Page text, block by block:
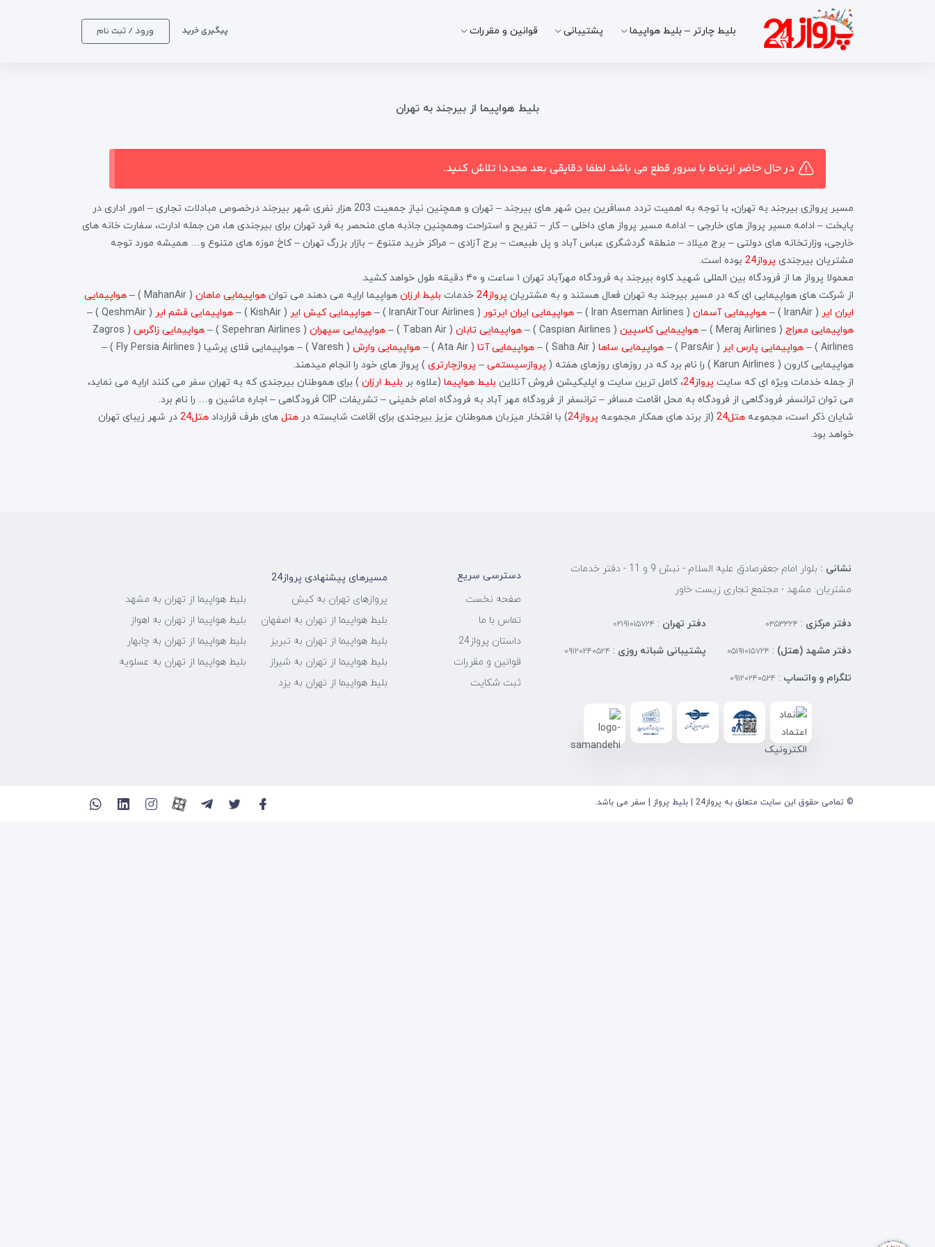
بلیط چارتر – بلیط هواپیما پشتیبانی قوانین و مقررات پیگیری خرید ورود / ثبت نام
بلیط هواپیما از بیرجند به تهران
در حال حاضر ارتباط با سرور قطع می باشد لطفا دقایقی بعد مجددا تلاش کنید.
مسیر پروازی بیرجند به تهران، با توجه به اهمیت تردد مسافرین بین شهر های بیرجند – تهران و همچنین نیاز جمعیت 203 هزار نفری شهر بیرجند درخصوص مبادلات تجاری – امور اداری در
پایخت – ادامه مسیر پرواز های خارجی – ادامه مسیر پرواز های داخلی – کار – تفریح و استراحت وهمچنین جاذبه های منحصر به فرد تهران برای بیرجندی ها، من جمله ادارت، سفارت خانه های
خارجی، وزارتخانه های دولتی – برج میلاد – منطقه گردشگری عباس آباد و پل طبیعت – برج آزادی – مراکز خرید متنوع – بازار بزرگ تهران – کاخ موزه های متنوع و… همیشه مورد توجه
مشتریان بیرجندی پرواز24
بوده است.
معمولا پرواز ها از فرودگاه بین المللی شهید کاوه بیرجند به فرودگاه مهرآباد تهران ۱ ساعت و ۴۰ دقیقه طول خواهد کشید.
از شرکت های هواپیمایی ای که در مسیر بیرجند به تهران فعال هستند و به مشتریان پرواز24 خدمات بلیط ارزان هواپیما ارایه می دهند می توان هواپیمایی ماهان ( MahanAir ) –
هواپیمایی
ایران ایر ( IranAir ) – هواپیمایی آسمان ( Iran Aseman Airlines ) – هواپیمایی ایران ایرتور ( IranAirTour Airlines ) – هواپیمایی کیش ایر ( KishAir ) – هواپیمایی قشم ایر ( QeshmAir ) –
هواپیمایی معراج ( Meraj Airlines ) – هواپیمایی کاسپین ( Caspian Airlines ) – هواپیمایی تابان ( Taban Air ) – هواپیمایی سپهران ( Sepehran Airlines ) – هواپیمایی زاگرس
( Zagros
Airlines ) –
هواپیمایی پارس ایر ( ParsAir ) – هواپیمایی ساها ( Saha Air ) – هواپیمایی آتا ( Ata Air ) – هواپیمایی وارش
( Varesh ) – هواپیمایی فلای پرشیا ( Fly Persia Airlines ) –
هواپیمایی کارون ( Karun Airlines ) را نام برد که در روزهای روزهای هفته (
پروازسیستمی – پروازچارتری ) پرواز های خود را انجام میدهند.
از جمله خدمات ویژه ای که سایت پرواز24 ، کامل ترین سایت و اپلیکیشن فروش آنلاین بلیط هواپیما (علاوه بر بلیط ارزان ) برای هموطنان بیرجندی که به تهران سفر می کنند ارایه می نماید،
می توان ترانسفر فرودگاهی از فرودگاه به محل اقامت مسافر – ترانسفر از فرودگاه مهر آباد به فرودگاه امام خمینی – تشریفات CIP فرودگاهی – اجاره ماشین و… را نام برد.
شایان ذکر است، مجموعه هتل24 (از برند های همکار مجموعه پرواز24 ) با افتخار میزبان هموطنان عزیز بیرجندی برای اقامت شایسته در هتل های طرف قرارداد هتل24
در شهر زیبای تهران
خواهد بود.
نشانی :
بلوار امام جعفرصادق علیه السلام - نبش 9 و 11 - دفتر خدمات
مشتریان: مشهد - مجتمع تجاری زیست خاور
دفتر مرکزی : ۰۳۵۳۳۲۴ دفتر تهران : ۰۲۱۹۱۰۱۵۷۲۴
دفتر مشهد (هتل) : ۰۵۱۹۱۰۱۵۷۲۴ پشتیبانی شبانه روزی : ۰۹۱۲۰۲۴۰۵۲۴
تلگرام و واتساپ : ۰۹۱۲۰۲۴۰۵۲۴
دسترسی سریع
صفحه نخست
تماس با ما
داستان پرواز24
قوانین و مقررات
ثبت شکایت
مسیرهای پیشنهادی پرواز24
پروازهای تهران به کیش
بلیط هواپیما از تهران به مشهد
بلیط هواپیما از تهران به اصفهان
بلیط هواپیما از تهران به اهواز
بلیط هواپیما از تهران به تبریز
بلیط هواپیما از تهران به چابهار
بلیط هواپیما از تهران به شیراز
بلیط هواپیما از تهران به عسلویه
بلیط هواپیما از تهران به یزد
© تمامی حقوق این سایت متعلق به پرواز24 | بلیط پرواز | سفر می باشد.